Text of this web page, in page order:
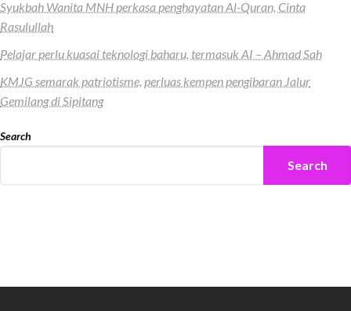
Syukbah Wanita MNH perkasa penghayatan Al-Quran, Cinta
Rasulullah
Pelajar perlu kuasai teknologi baharu, termasuk AI – Ahmad Sah
KMJG semarak patriotisme, perluas kempen pengibaran Jalur
Gemilang di Sipitang
Search
Search